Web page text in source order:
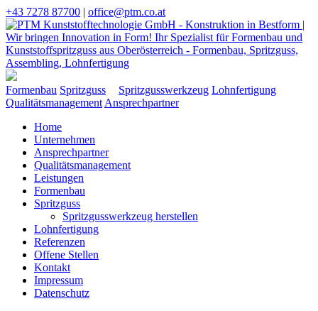
+43 7278 87700 | office@ptm.co.at
Formenbau Spritzguss Spritzgusswerkzeug Lohnfertigung
Qualitätsmanagement Ansprechpartner
Home
Unternehmen
Ansprechpartner
Qualitätsmanagement
Leistungen
Formenbau
Spritzguss
Spritzgusswerkzeug herstellen
Lohnfertigung
Referenzen
Offene Stellen
Kontakt
Impressum
Datenschutz